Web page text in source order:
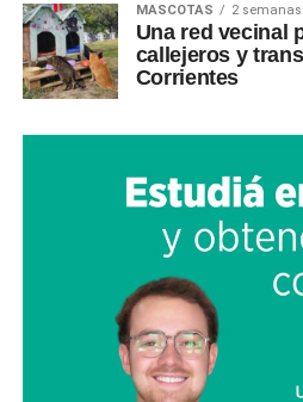
MASCOTAS 2 semanas
Una red vecinal
callejeros y
Corrientes